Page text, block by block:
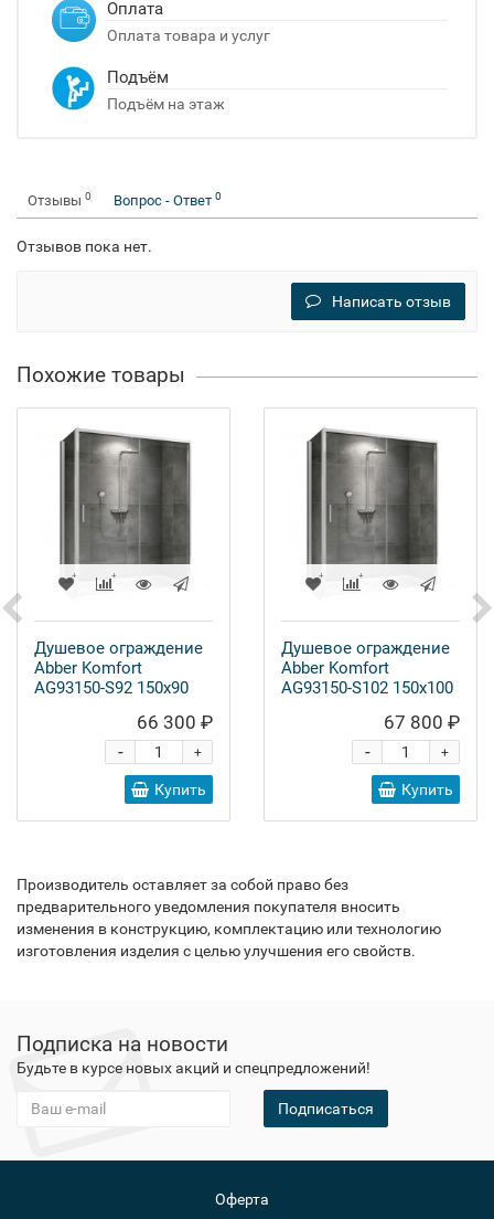
Оплата
Оплата товара и услуг
Подъём
Подъём на этаж
Отзывы 0 Вопрос - Ответ 0
Отзывов пока нет.
Написать отзыв
Похожие товары
Душевое ограждение
Abber Komfort
AG93150-S92 150x90
66 300 ₽
+
-
Купить
Душевое ограждение
Abber Komfort
AG93150-S102 150x100
67 800 ₽
+
-
Купить
Производитель оставляет за собой право без
предварительного уведомления покупателя вносить
изменения в конструкцию, комплектацию или технологию
изготовления изделия с целью улучшения его свойств.
Подписка на новости
Будьте в курсе новых акций и спецпредложений!
Подписаться
Оферта